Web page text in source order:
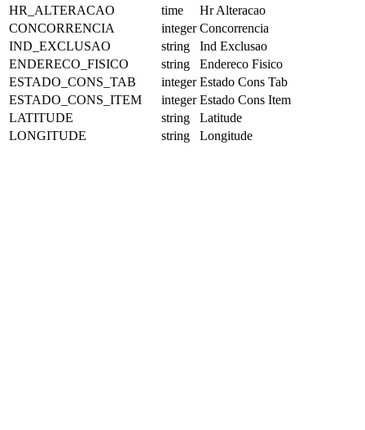
HR_ALTERACAO
time
Hr Alteracao
CONCORRENCIA
integer Concorrencia
IND_EXCLUSAO
string
Ind Exclusao
ENDERECO_FISICO
string
Endereco Fisico
ESTADO_CONS_TAB
integer Estado Cons Tab
ESTADO_CONS_ITEM
integer Estado Cons Item
LATITUDE
string
Latitude
LONGITUDE
string Longitude